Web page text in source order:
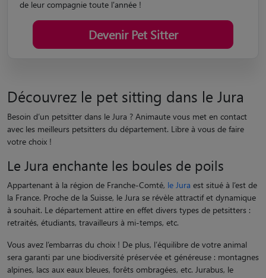
de leur compagnie toute l'année !
Devenir Pet Sitter
Découvrez le pet sitting dans le Jura
Besoin d’un petsitter dans le Jura ? Animaute vous met en contact
avec les meilleurs petsitters du département. Libre à vous de faire
votre choix !
Le Jura enchante les boules de poils
Appartenant à la région de Franche-Comté, le Jura est situé à l’est de
la France. Proche de la Suisse, le Jura se révèle attractif et dynamique
à souhait. Le département attire en effet divers types de petsitters :
retraités, étudiants, travailleurs à mi-temps, etc.
Vous avez l’embarras du choix ! De plus, l’équilibre de votre animal
sera garanti par une biodiversité préservée et généreuse : montagnes
alpines, lacs aux eaux bleues, forêts ombragées, etc. Jurabus, le